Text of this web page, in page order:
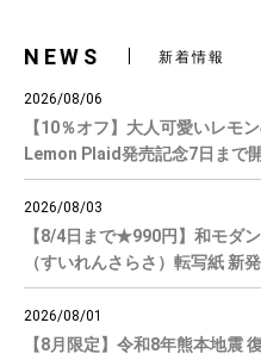
NEWS 新着情報
2026/08/06
【10％オフ】大人可愛いレモ
Lemon Plaid発売記念7日まで
2026/08/03
【8/4日まで★990円】和モダ
（すいれんさらさ）転写紙 新発
2026/08/01
【8月限定】令和8年熊本地震